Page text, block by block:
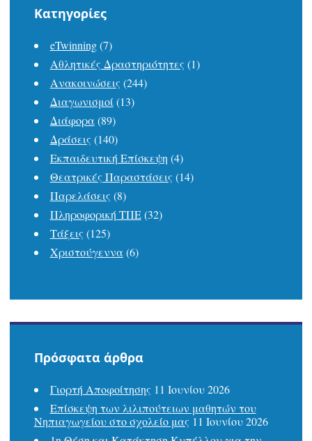
Kατηγορίες
eTwinning(7)
Αθλητικές Δραστηριότητες (1)
Ανακοινώσεις (244)
Διαγωνισμοί(13)
Διάφορα(89)
Δράσεις (140)
Εκπαιδευτική Επίσκεψη (4)
Θεατρικές Παραστάσεις (14)
Παρελάσεις (8)
Πληροφορική ΤΠΕ(32)
Τάξεις (125)
Χριστούγεννα(6)
Πρόσφατα άρθρα
Γιορτή Αποφοίτησης 11 Ιουνίου 2026
Επίσκεψη των λιλιπούτειων μαθητών του
Νηπιαγωγείου στο σχολείο μας 11 Ιουνίου 2026